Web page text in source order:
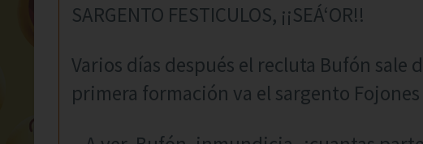
SARGENTO FESTICULOS, ¡¡SEÁ‘OR!!
Varios días después el recluta Bufón sale
primera formación va el sargento